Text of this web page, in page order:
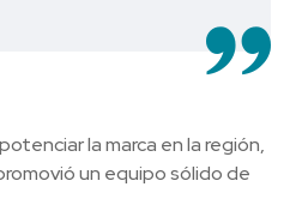
la marca en la región,
un equipo sólido de